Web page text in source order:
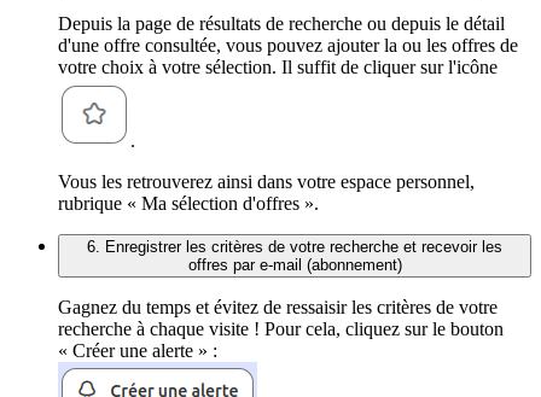
Depuis la page de résultats de recherche ou depuis le détail
d'une offre consultée, vous pouvez ajouter la ou les offres de
votre choix à votre sélection. Il suffit de cliquer sur l'icône
.
Vous les retrouverez ainsi dans votre espace personnel,
rubrique « Ma sélection d'offres ».
6. Enregistrer les critères de votre recherche et recevoir les
offres par e-mail (abonnement)
Gagnez du temps et évitez de ressaisir les critères de votre
recherche à chaque visite ! Pour cela, cliquez sur le bouton
« Créer une alerte » :